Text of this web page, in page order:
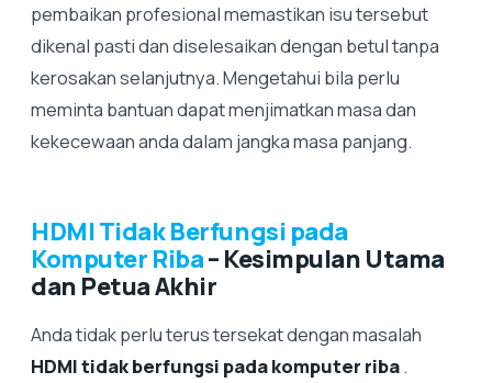
pembaikan profesional memastikan isu tersebut
dikenal pasti dan diselesaikan dengan betul tanpa
kerosakan selanjutnya. Mengetahui bila perlu
meminta bantuan dapat menjimatkan masa dan
kekecewaan anda dalam jangka masa panjang.
HDMI Tidak Berfungsi pada
Komputer Riba– Kesimpulan Utama
dan Petua Akhir
Anda tidak perlu terus tersekat dengan masalah
HDMI tidak berfungsi pada komputer riba.